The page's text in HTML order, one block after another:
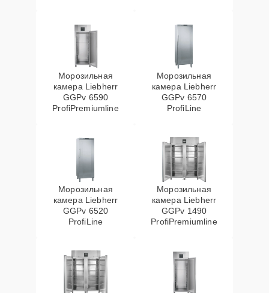
Морозильная
камера Liebherr
GGPv 6590
ProfiPremiumline
Морозильная
камера Liebherr
GGPv 6570
ProfiLine
Морозильная
камера Liebherr
GGPv 6520
ProfiLine
Морозильная
камера Liebherr
GGPv 1490
ProfiPremiumline